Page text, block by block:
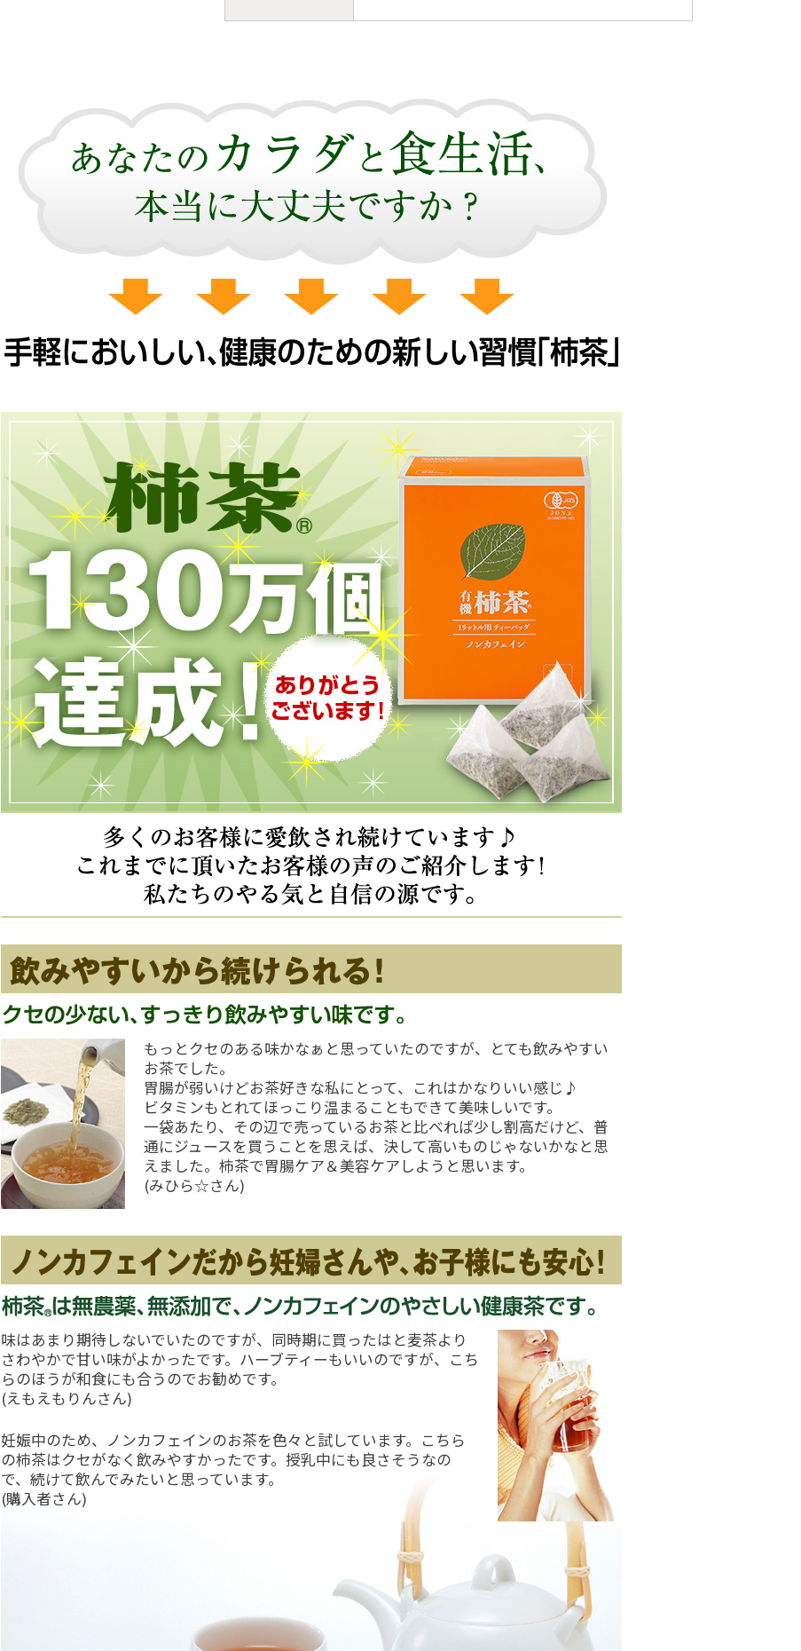
もっとクセのある味かなぁと思っていたのですが、とても飲みやすい
お茶でした。
胃腸が弱いけどお茶好きな私にとって、これはかなりいい感じ♪
ビタミンもとれてほっこり温まることもできて美味しいです。
一袋あたり、その辺で売っているお茶と比べれば少し割高だけど、普
通にジュースを買うことを思えば、決して高いものじゃないかなと思
えました。柿茶で胃腸ケア＆美容ケアしようと思います。
(みひら☆さん)
味はあまり期待しないでいたのですが、同時期に買ったはと麦茶より
さわやかで甘い味がよかったです。ハーブティーもいいのですが、こち
らのほうが和食にも合うのでお勧めです。
(えもえもりんさん)
妊娠中のため、ノンカフェインのお茶を色々と試しています。こちら
の柿茶はクセがなく飲みやすかったです。授乳中にも良さそうなの
で、続けて飲んでみたいと思っています。
(購入者さん)